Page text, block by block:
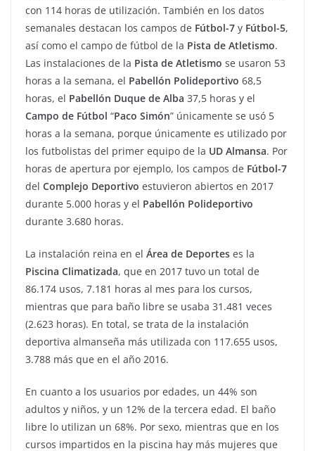
con 114 horas de utilización. También en los datos
semanales destacan los campos de Fútbol-7 y Fútbol-5,
así como el campo de fútbol de la Pista de Atletismo.
Las instalaciones de la Pista de Atletismo se usaron 53
horas a la semana, el Pabellón Polideportivo 68,5
horas, el Pabellón Duque de Alba 37,5 horas y el
Campo de Fútbol “Paco Simón” únicamente se usó 5
horas a la semana, porque únicamente es utilizado por
los futbolistas del primer equipo de la UD Almansa. Por
horas de apertura por ejemplo, los campos de Fútbol-7
del Complejo Deportivo estuvieron abiertos en 2017
durante 5.000 horas y el Pabellón Polideportivo
durante 3.680 horas.
La instalación reina en el Área de Deportes es la
Piscina Climatizada, que en 2017 tuvo un total de
86.174 usos, 7.181 horas al mes para los cursos,
mientras que para baño libre se usaba 31.481 veces
(2.623 horas). En total, se trata de la instalación
deportiva almanseña más utilizada con 117.655 usos,
3.788 más que en el año 2016.
En cuanto a los usuarios por edades, un 44% son
adultos y niños, y un 12% de la tercera edad. El baño
libre lo utilizan un 68%. Por sexo, mientras que en los
cursos impartidos en la piscina hay más mujeres que